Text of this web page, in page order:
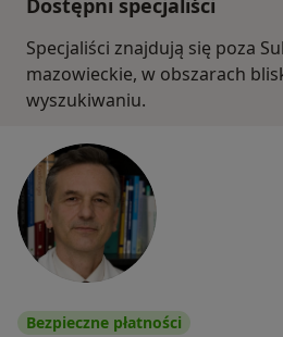
Dostępni specjaliści
Specjaliści znajdują się poza
mazowieckie, w obszarach
wyszukiwaniu.
Bezpieczne płatności